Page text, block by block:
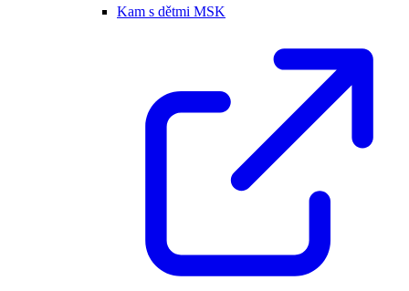
Kam s dětmi MSK